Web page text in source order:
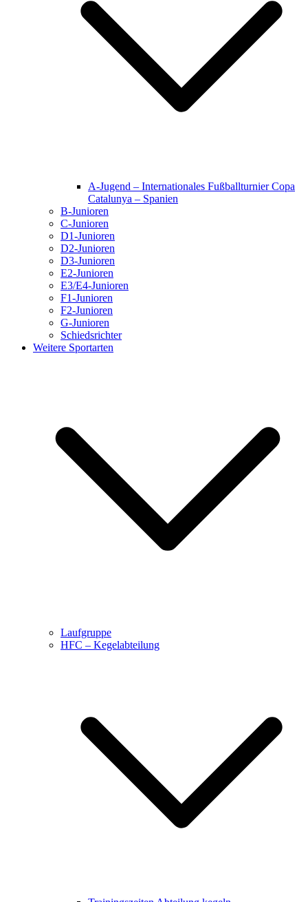
A-Jugend – Internationales Fußballturnier Copa
Catalunya – Spanien
B-Junioren
C-Junioren
D1-Junioren
D2-Junioren
D3-Junioren
E2-Junioren
E3/E4-Junioren
F1-Junioren
F2-Junioren
G-Junioren
Schiedsrichter
Weitere Sportarten
Laufgruppe
HFC – Kegelabteilung